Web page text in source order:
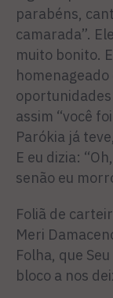
parabéns,
camarada”.
muito bonito.
oportunidades
assim “você
Parókia já
E eu dizia:
senão eu
Foliã de
Meri
Folha, que
bloco a nos